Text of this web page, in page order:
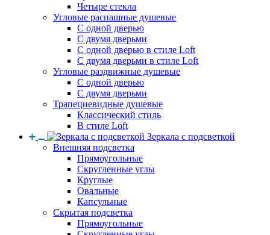
Четыре стекла
Угловые распашные душевые
С одной дверью
С двумя дверьми
С одной дверью в стиле Loft
С двумя дверьми в стиле Loft
Угловые раздвижные душевые
С одной дверью
С двумя дверьми
Трапециевидные душевые
Классический стиль
В стиле Loft
Зеркала с подсветкой
Внешняя подсветка
Прямоугольные
Скругленные углы
Круглые
Овальные
Капсульные
Скрытая подсветка
Прямоугольные